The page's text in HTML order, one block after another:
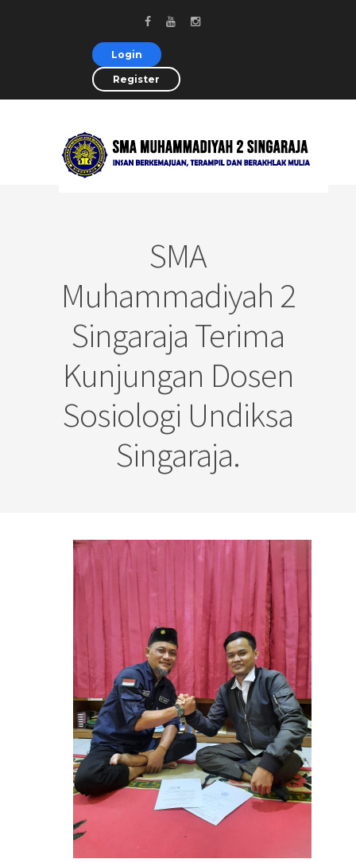
Login
Register
SMA
Muhammadiyah 2
Singaraja Terima
Kunjungan Dosen
Sosiologi Undiksa
Singaraja.